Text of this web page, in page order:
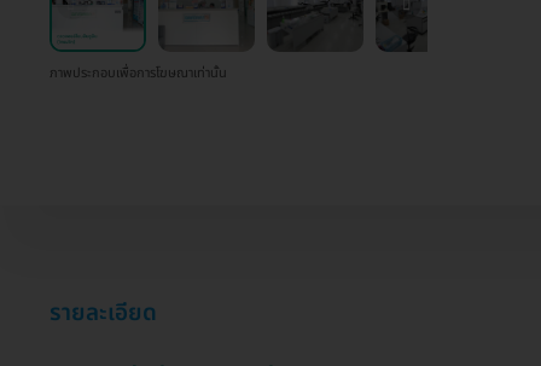
ภาพประกอบเพื่อการโฆษณาเท่านั้น
รายละเอียด